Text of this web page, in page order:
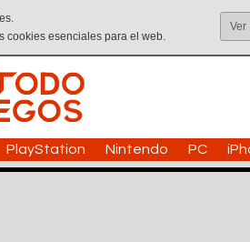
cookies esenciales para el web.
Ver
PlayStation Nintendo PC